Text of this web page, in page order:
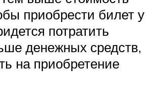
приобрести билет у
потратить
денежных средств,
на приобретение